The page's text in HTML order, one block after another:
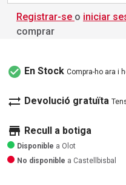
Registrar-se o iniciar
comprar
check_circle En Stock Compra-ho ara i
sync_alt Devolució gratuïta
store Recull a botiga
Disponible a Olot
No disponible a Castellbisbal